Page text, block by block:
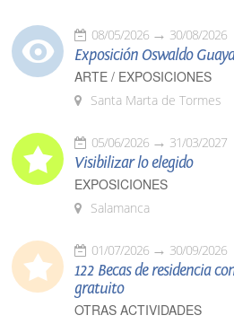
08/05/2026 30/08/2026
Exposición Oswaldo
ARTE / EXPOSICIONES
Santa Marta de Tormes
05/06/2026 31/03/2027
Visibilizar lo elegido
EXPOSICIONES
Salamanca
01/07/2026 30/09/2026
122 Becas de residencia
gratuito
OTRAS ACTIVIDADES